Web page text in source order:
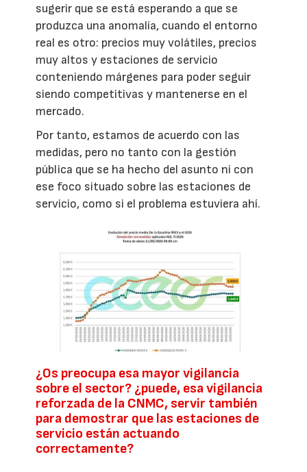
sugerir que se está esperando a que se
produzca una anomalía, cuando el entorno
real es otro: precios muy volátiles, precios
muy altos y estaciones de servicio
conteniendo márgenes para poder seguir
siendo competitivas y mantenerse en el
mercado.
Por tanto, estamos de acuerdo con las
medidas, pero no tanto con la gestión
pública que se ha hecho del asunto ni con
ese foco situado sobre las estaciones de
servicio, como si el problema estuviera ahí.
¿Os preocupa esa mayor vigilancia
sobre el sector? ¿puede, esa vigilancia
reforzada de la CNMC, servir también
para demostrar que las estaciones de
servicio están actuando
correctamente?